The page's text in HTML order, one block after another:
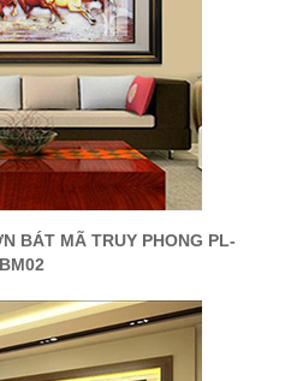
BÁT MÃ TRUY PHONG PL-
BM02